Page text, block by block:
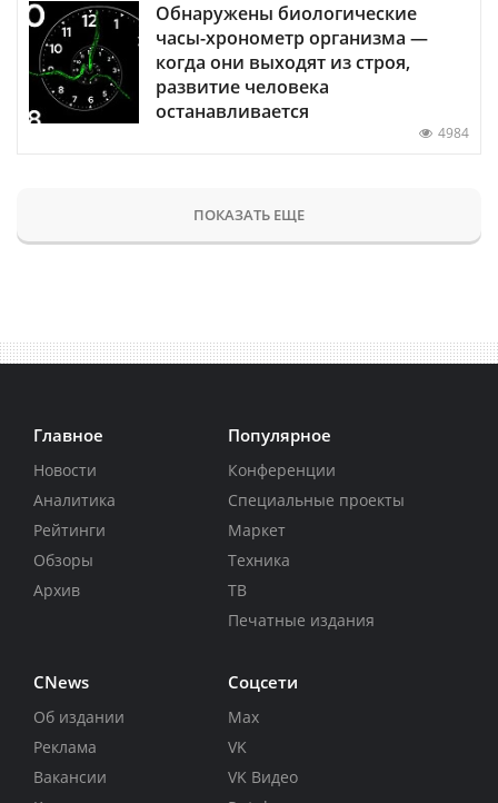
Обнаружены биологические
часы-хронометр организма —
когда они выходят из строя,
развитие человека
останавливается
4984
ПОКАЗАТЬ ЕЩЕ
Главное
Новости
Аналитика
Рейтинги
Обзоры
Архив
Популярное
Конференции
Специальные проекты
Маркет
Техника
ТВ
Печатные издания
CNews
Об издании
Реклама
Вакансии
Соцсети
Max
VK
VK Видео